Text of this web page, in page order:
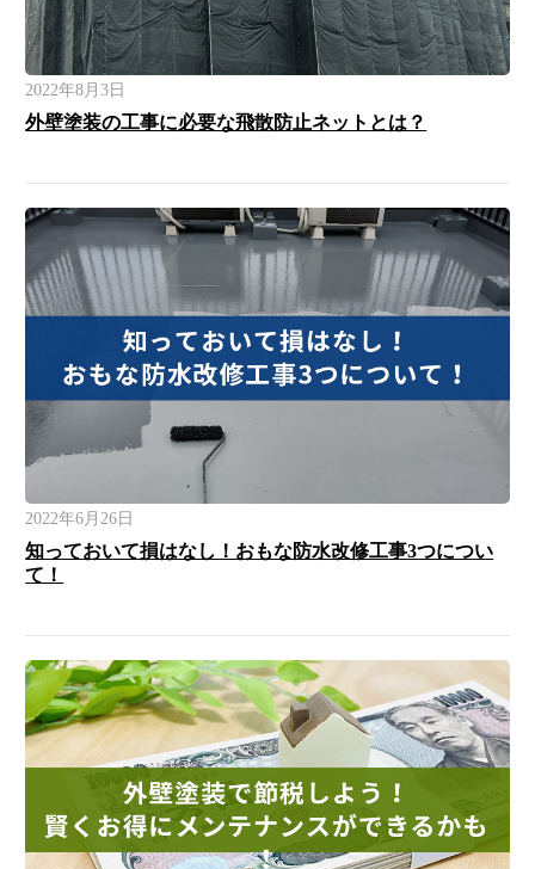
2022年8月3日
外壁塗装の工事に必要な飛散防止ネットとは？
2022年6月26日
知っておいて損はなし！おもな防水改修工事3つについ
て！